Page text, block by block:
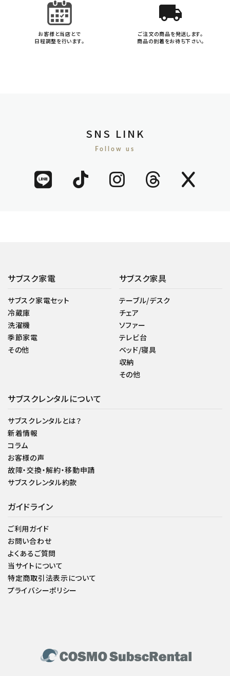
お客様と当店とで
日程調整を行います。
local_shipping
ご注文の商品を発送します。
商品の到着をお待ち下さい。
SNS LINK
Follow us
サブスク家電
サブスク家電セット
冷蔵庫
洗濯機
季節家電
その他
サブスク家具
テーブル/デスク
チェア
ソファー
テレビ台
ベッド/寝具
収納
その他
サブスクレンタルについて
サブスクレンタルとは？
新着情報
コラム
お客様の声
故障・交換・解約・移動申請
サブスクレンタル約款
ガイドライン
ご利用ガイド
お問い合わせ
よくあるご質問
当サイトについて
特定商取引法表示について
プライバシーポリシー